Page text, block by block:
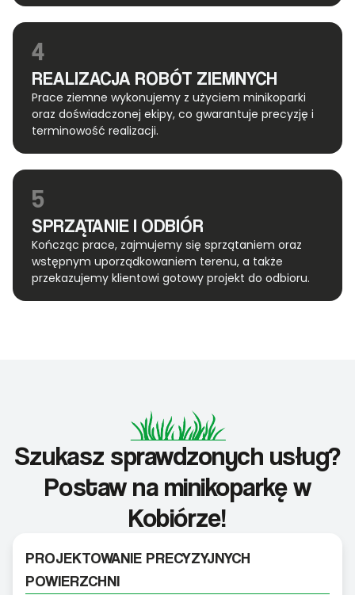
4
REALIZACJA ROBÓT ZIEMNYCH
Prace ziemne wykonujemy z użyciem minikoparki
oraz doświadczonej ekipy, co gwarantuje precyzję i
terminowość realizacji.
5
SPRZĄTANIE I ODBIÓR
Kończąc prace, zajmujemy się sprzątaniem oraz
wstępnym uporządkowaniem terenu, a także
przekazujemy klientowi gotowy projekt do odbioru.
Szukasz sprawdzonych usług?
Postaw na minikoparkę w
Kobiórze!
PROJEKTOWANIE PRECYZYJNYCH
POWIERZCHNI